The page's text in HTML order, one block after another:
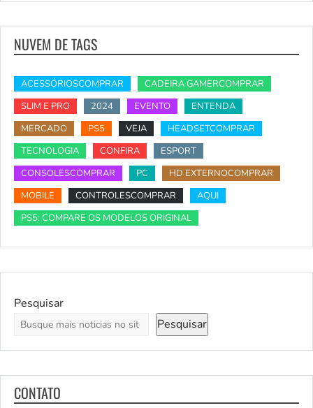
NUVEM DE TAGS
ACESSÓRIOSCOMPRAR
CADEIRA GAMERCOMPRAR
SLIM E PRO
2024 EVENTO
ENTENDA
MERCADO
PS5 VEJA
HEADSETCOMPRAR
TECNOLOGIA
CONFIRA
ESPORT
CONSOLESCOMPRAR
PC
HD EXTERNOCOMPRAR
MOBILE
CONTROLESCOMPRAR
AQUI
PS5: COMPARE OS MODELOS ORIGINAL
Pesquisar
Pesquisar
CONTATO